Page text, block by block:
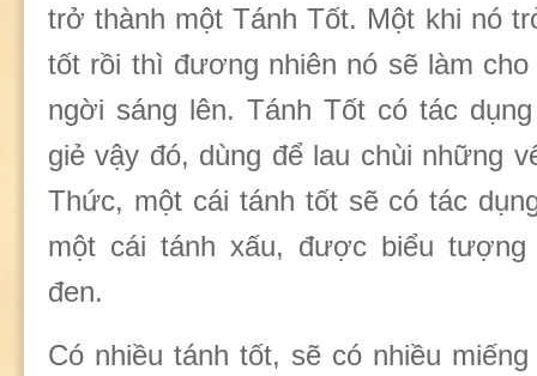
trở thành một Tánh Tốt. Một khi nó
tốt rồi thì đương nhiên nó sẽ làm
ngời sáng lên. Tánh Tốt có tác
giẻ vậy đó, dùng để lau chùi những
Thức, một cái tánh tốt sẽ có tác
một cái tánh xấu, được biểu tượng
đen.
Có nhiều tánh tốt, sẽ có nhiều